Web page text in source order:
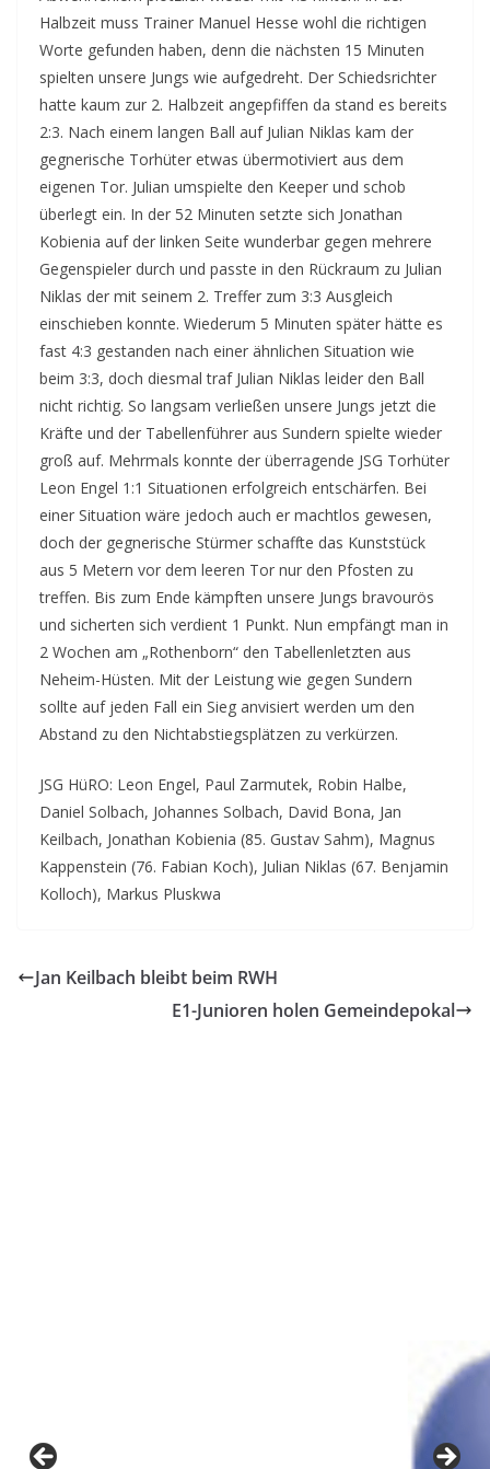
Halbzeit muss Trainer Manuel Hesse wohl die richtigen
Worte gefunden haben, denn die nächsten 15 Minuten
spielten unsere Jungs wie aufgedreht. Der Schiedsrichter
hatte kaum zur 2. Halbzeit angepfiffen da stand es bereits
2:3. Nach einem langen Ball auf Julian Niklas kam der
gegnerische Torhüter etwas übermotiviert aus dem
eigenen Tor. Julian umspielte den Keeper und schob
überlegt ein. In der 52 Minuten setzte sich Jonathan
Kobienia auf der linken Seite wunderbar gegen mehrere
Gegenspieler durch und passte in den Rückraum zu Julian
Niklas der mit seinem 2. Treffer zum 3:3 Ausgleich
einschieben konnte. Wiederum 5 Minuten später hätte es
fast 4:3 gestanden nach einer ähnlichen Situation wie
beim 3:3, doch diesmal traf Julian Niklas leider den Ball
nicht richtig. So langsam verließen unsere Jungs jetzt die
Kräfte und der Tabellenführer aus Sundern spielte wieder
groß auf. Mehrmals konnte der überragende JSG Torhüter
Leon Engel 1:1 Situationen erfolgreich entschärfen. Bei
einer Situation wäre jedoch auch er machtlos gewesen,
doch der gegnerische Stürmer schaffte das Kunststück
aus 5 Metern vor dem leeren Tor nur den Pfosten zu
treffen. Bis zum Ende kämpften unsere Jungs bravourös
und sicherten sich verdient 1 Punkt. Nun empfängt man in
2 Wochen am „Rothenborn“ den Tabellenletzten aus
Neheim-Hüsten. Mit der Leistung wie gegen Sundern
sollte auf jeden Fall ein Sieg anvisiert werden um den
Abstand zu den Nichtabstiegsplätzen zu verkürzen.
JSG HüRO: Leon Engel, Paul Zarmutek, Robin Halbe,
Daniel Solbach, Johannes Solbach, David Bona, Jan
Keilbach, Jonathan Kobienia (85. Gustav Sahm), Magnus
Kappenstein (76. Fabian Koch), Julian Niklas (67. Benjamin
Kolloch), Markus Pluskwa
Jan Keilbach bleibt beim RWH
E1-Junioren holen Gemeindepokal